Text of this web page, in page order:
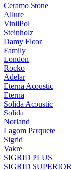
Ceramo Stone
Allure
VinilPol
Steinholz
Damy Floor
Family
London
Rocko
Adelar
Eterna Acoustic
Eterna
Solida Acoustic
Solida
Norland
Lagom Parquete
Sigrid
Vakre
SIGRID PLUS
SIGRID SUPERIOR